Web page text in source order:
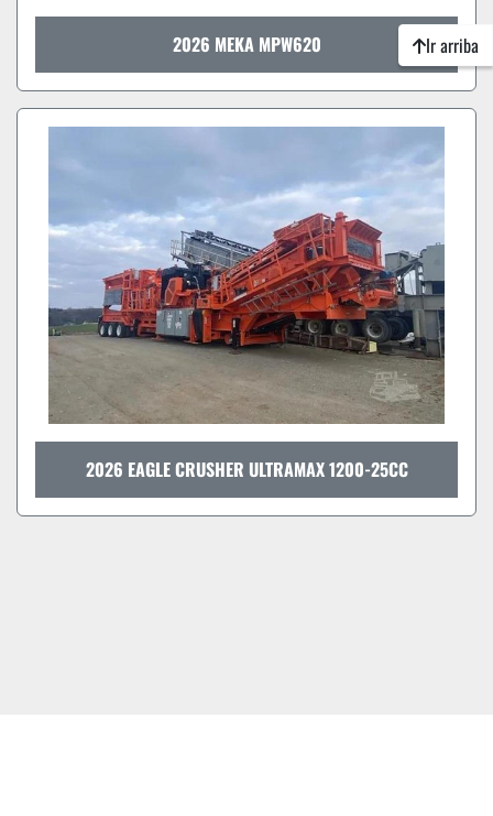
2026 MEKA MPW620
2026 EAGLE CRUSHER ULTRAMAX 1200-25CC
Ir arriba